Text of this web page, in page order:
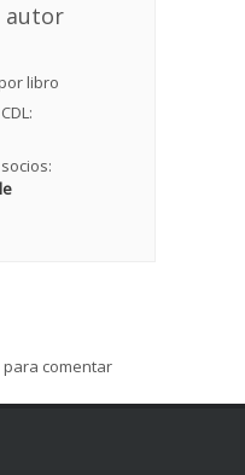
autor
libro
para comentar